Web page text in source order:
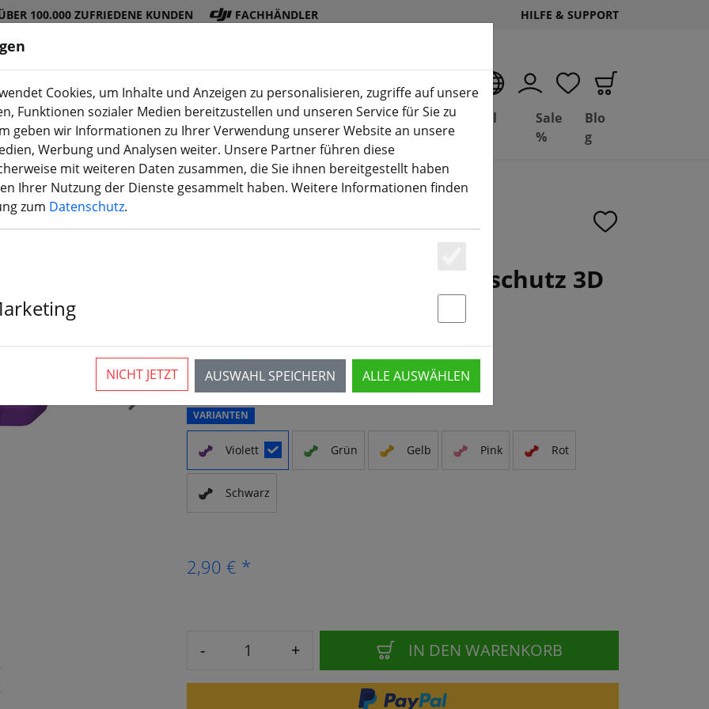
100.000 ZUFRIEDENE KUNDEN FACHHÄNDLER HILFE & SUPPORT
DJI
Shop
Akku
s
Propelle
r
Zubehö
r
3D
Druck(aktuelle Seite)
Deal
Depot
Basil
Sale
%
Blo
g
FlyFishRC Volador 5 Frontschutz 3D
›
1 Stück verfügbar
VARIANTEN
Violett Grün Gelb Pink Rot
Schwarz
2,90 € *
- + IN DEN WARENKORB
Cookies, um Inhalte und Anzeigen zu personalisieren, zugriffe auf unsere
Funktionen sozialer Medien bereitzustellen und unseren Service für Sie zu
geben wir Informationen zu Ihrer Verwendung unserer Website an unsere
Werbung und Analysen weiter. Unsere Partner führen diese
mit weiteren Daten zusammen, die Sie ihnen bereitgestellt haben
Ihrer Nutzung der Dienste gesammelt haben. Weitere Informationen finden
zum Datenschutz.
Essenziell
AUSWAHL SPEICHERN ALLE AUSWÄHLEN
NICHT JETZT